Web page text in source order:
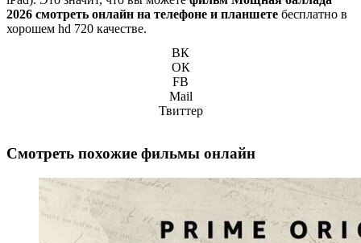
2026 смотреть онлайн на телефоне и планшете бесплатно в
хорошем hd 720 качестве.
ВК
ОК
FB
Mail
Твиттер
Смотреть похожие фильмы онлайн